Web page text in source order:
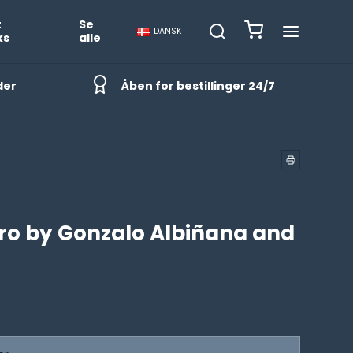
Se
alle
DANSK
Åben for bestillinger 24/7
by Gonzalo Albiñana and